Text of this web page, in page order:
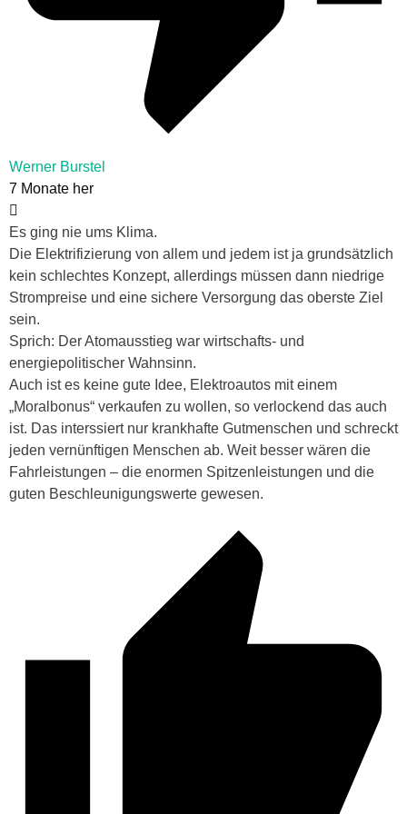
Werner Burstel
7 Monate her
Es ging nie ums Klima.
Die Elektrifizierung von allem und jedem ist ja grundsätzlich
kein schlechtes Konzept, allerdings müssen dann niedrige
Strompreise und eine sichere Versorgung das oberste Ziel
sein.
Sprich: Der Atomausstieg war wirtschafts- und
energiepolitischer Wahnsinn.
Auch ist es keine gute Idee, Elektroautos mit einem
„Moralbonus“ verkaufen zu wollen, so verlockend das auch
ist. Das interssiert nur krankhafte Gutmenschen und schreckt
jeden vernünftigen Menschen ab. Weit besser wären die
Fahrleistungen – die enormen Spitzenleistungen und die
guten Beschleunigungswerte gewesen.